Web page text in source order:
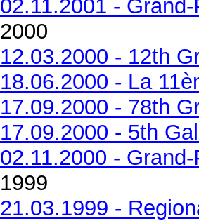
02.11.2001 -
2000
12.03.2000 - 12th
18.06.2000 - La
17.09.2000 - 78th
17.09.2000 - 5th
02.11.2000 -
1999
21.03.1999 -